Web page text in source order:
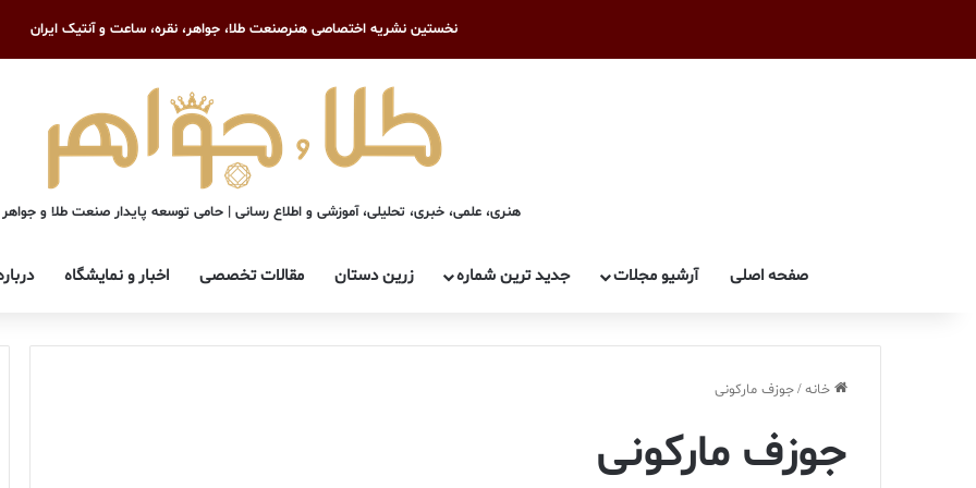
نخستین نشریه اختصاصی هنرصنعت طلا، جواهر، نقره، ساعت و آنتیک ایران
هنری، علمی، خبری، تحلیلی، آموزشی و اطلاع رسانی | حامی توسعه پایدار صنعت طلا و
صفحه اصلی آرشیو مجلات جدید ترین شماره زرین دستان مقالات تخصصی اخبار و نمایشگاه
خانه/جوزف مارکونی
جوزف مارکونی